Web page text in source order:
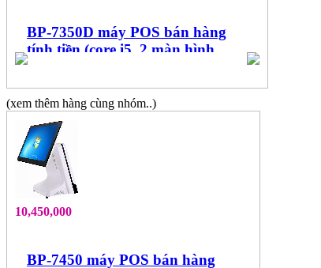
BP-7350D máy POS bán hàng
tính tiền (core i5, 2 màn hình
15.6'', cảm ứng đa điểm)
(xem thêm hàng cùng nhóm..)
10,450,000
BP-7450 máy POS bán hàng